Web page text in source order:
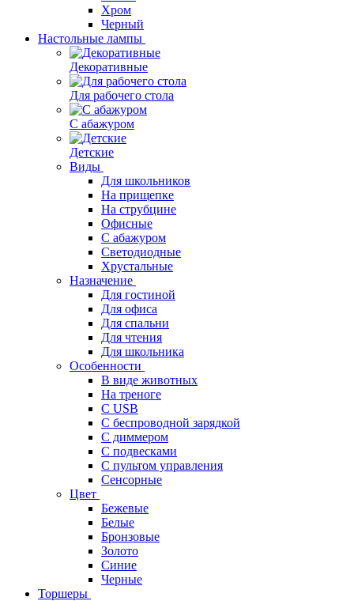
Хром
Черный
Настольные лампы
Декоративные
Для рабочего стола
С абажуром
Детские
Виды
Для школьников
На прищепке
На струбцине
Офисные
С абажуром
Светодиодные
Хрустальные
Назначение
Для гостиной
Для офиса
Для спальни
Для чтения
Для школьника
Особенности
В виде животных
На треноге
С USB
С беспроводной зарядкой
С диммером
С подвесками
С пультом управления
Сенсорные
Цвет
Бежевые
Белые
Бронзовые
Золото
Синие
Черные
Торшеры